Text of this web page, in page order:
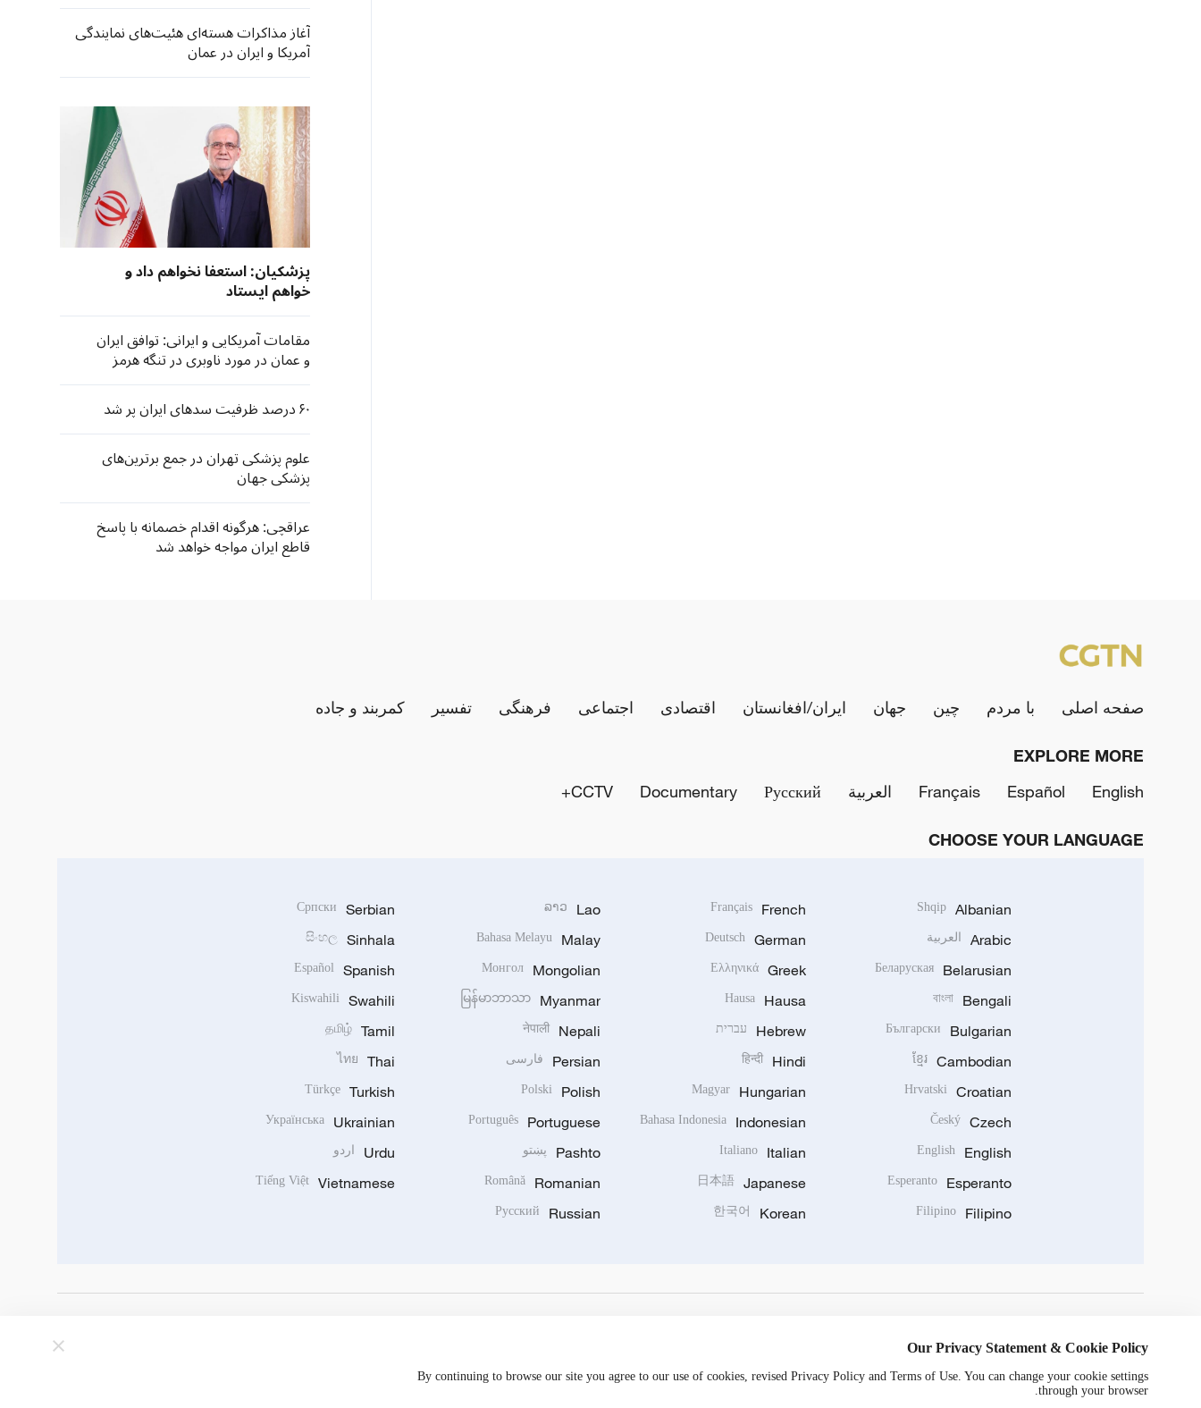
آغاز مذاکرات هسته‌ای هئیت‌های نمایندگی
آمریکا و ایران در عمان
پزشکیان: استعفا نخواهم داد و
خواهم ایستاد
مقامات آمریکایی و ایرانی: توافق ایران
و عمان در مورد ناوبری در تنگه هرمز
نزدیک است
۶۰ درصد ظرفیت سدهای ایران پر شد
علوم پزشکی تهران در جمع برترین‌های
پزشکی جهان
عراقچی: هرگونه اقدام خصمانه با پاسخ
قاطع ایران مواجه خواهد شد
صفحه اصلی با مردم چین جهان ایران/افغانستان اقتصادی اجتماعی فرهنگی تفسیر کمربند و جاده
EXPLORE MORE
English
Español
Français العربية Русский
Documentary
CCTV+
CHOOSE YOUR LANGUAGE
Albanian
Shqip
Arabic العربية
Belarusian
Беларуская
Bengali
বাংলা
Bulgarian
Български
Cambodian
ខ្មែរ
Croatian
Hrvatski
Czech
Český
English
English
Esperanto
Esperanto
Filipino
Filipino
French
Français
German
Deutsch
Greek
Ελληνικά
Hausa
Hausa
Hebrew עברית
Hindi
हिन्दी
Hungarian
Magyar
Indonesian
Bahasa Indonesia
Italian
Italiano
Japanese
日本語
Korean
한국어
Lao
ລາວ
Malay
Bahasa Melayu
Mongolian
Монгол
Myanmar
မြန်မာဘာသာ
Nepali
नेपाली
Persian فارسی
Polish
Polski
Portuguese
Português
Pashto پښتو
Romanian
Română
Russian
Русский
Serbian
Српски
Sinhala
සිංහල
Spanish
Español
Swahili
Kiswahili
Tamil
தமிழ்
Thai
ไทย
Turkish
Türkçe
Ukrainian
Українська
Urdu اردو
Vietnamese
Tiếng Việt
Our Privacy Statement & Cookie Policy
By continuing to browse our site you agree to our use of cookies, revised Privacy Policy and Terms of Use. You can change your cookie settings
through your browser.